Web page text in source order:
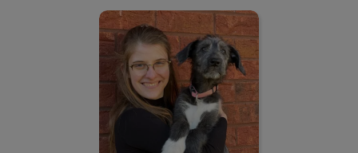
Valérie